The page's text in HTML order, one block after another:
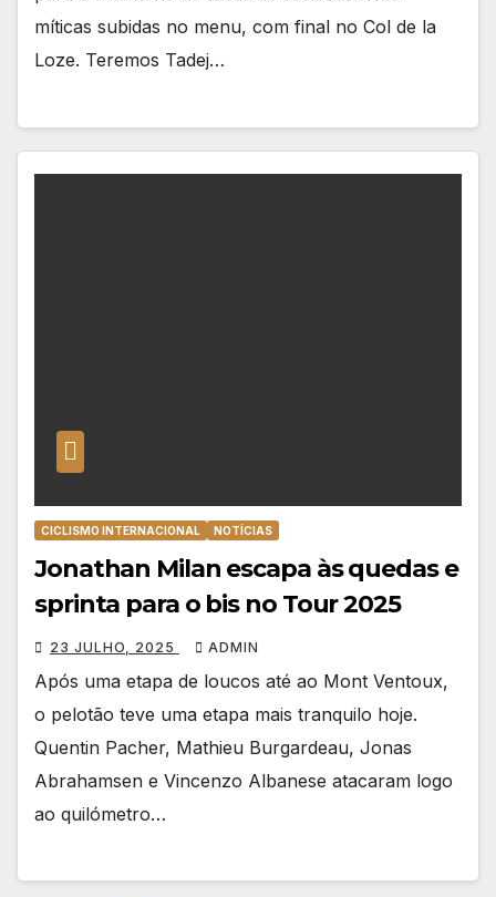
míticas subidas no menu, com final no Col de la
Loze. Teremos Tadej…
CICLISMO INTERNACIONAL NOTÍCIAS
Jonathan Milan escapa às quedas e
sprinta para o bis no Tour 2025
23 JULHO, 2025 ADMIN
Após uma etapa de loucos até ao Mont Ventoux,
o pelotão teve uma etapa mais tranquilo hoje.
Quentin Pacher, Mathieu Burgardeau, Jonas
Abrahamsen e Vincenzo Albanese atacaram logo
ao quilómetro…